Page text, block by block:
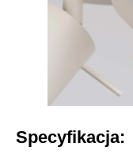
Specyfikacja: